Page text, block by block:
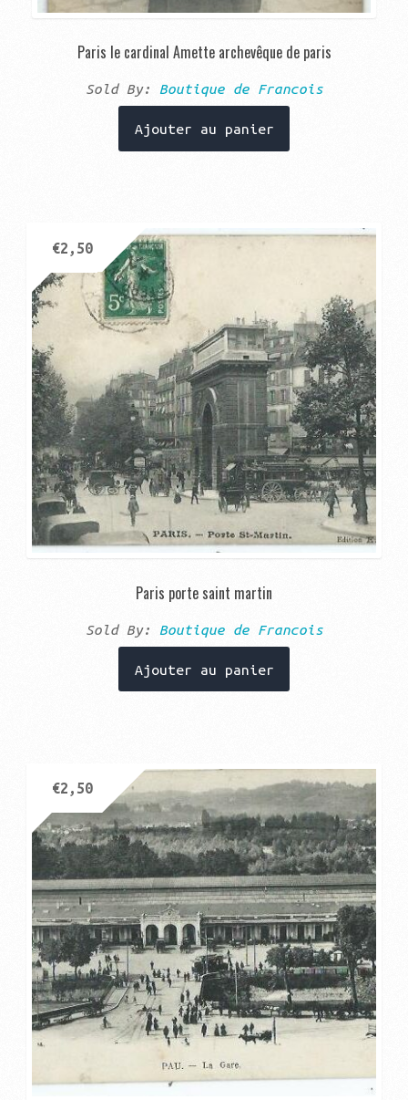
Paris le cardinal Amette archevêque de paris
Sold By: Boutique de Francois
Ajouter au panier
Paris porte saint martin
€2,50
Sold By: Boutique de Francois
Ajouter au panier
€2,50